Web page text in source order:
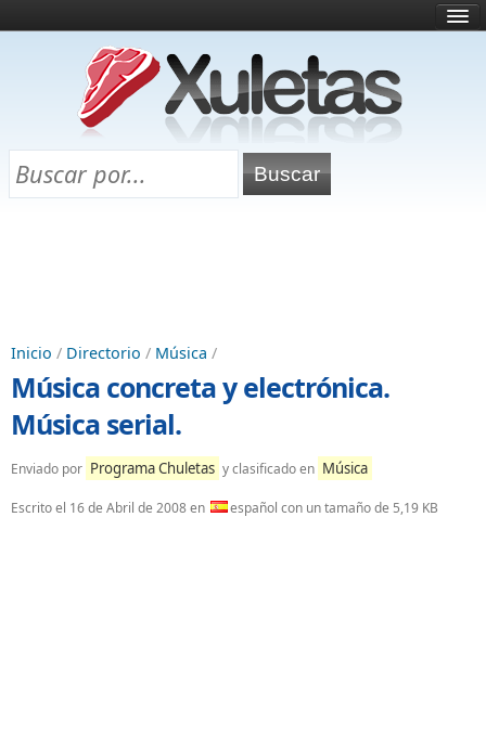
¿Qué es esto?
Directorio
Chuletas para exámenes
Inicio / Directorio / Música /
Música concreta y electrónica.
Música serial.
Enviado por Programa Chuletas y clasificado en Música
Escrito el 16 de Abril de 2008en español con un tamaño de 5,19 KB